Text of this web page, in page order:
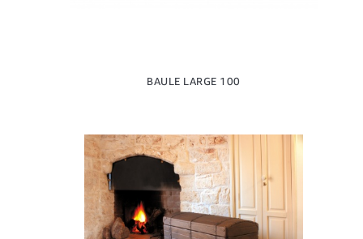
BAULE LARGE 100